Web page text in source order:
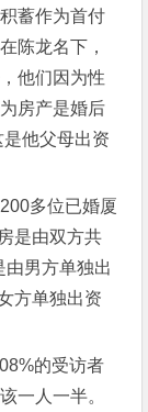
蓄作为首付
陈龙名下，
他们因为性
房产是婚后
他父母出资
多位已婚厦
是由双方共
由男方单独出
方单独出资
的受访者
一人一半。